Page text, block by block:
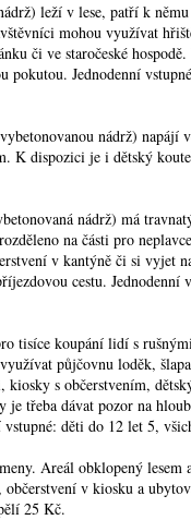
leží v lese, patří k němu
mohou využívat
či ve staročeské
pokutou. Jednodenní
nádrž) napájí
K dispozici je i dětský
nádrž) má
na části pro
v kantýně či si vyjet
cestu. Jednodenní
tisíce koupání lidí s
půjčovnu loděk,
s občerstvením,
třeba dávat pozor na
děti do 12 let 5,
Areál obklopený lesem
v kiosku a
25 Kč.